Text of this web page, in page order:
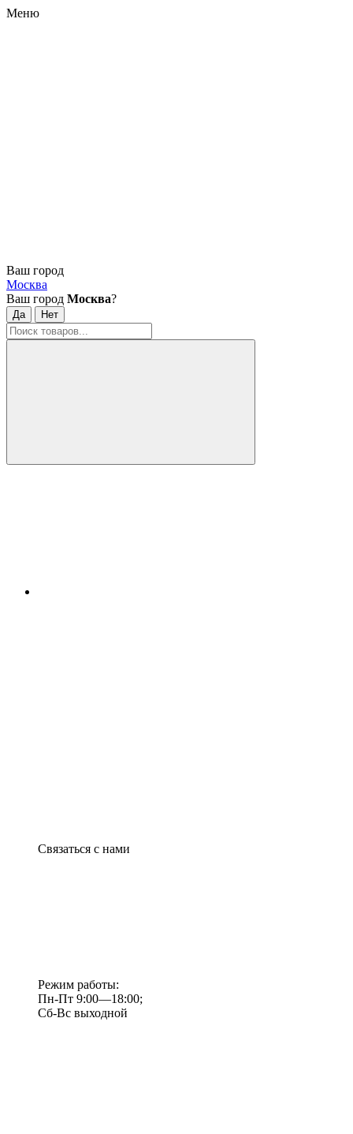
Меню
Ваш город
Москва
Ваш город Москва?
Связаться с нами
Режим работы:
Пн-Пт 9:00—18:00;
Сб-Вс выходной